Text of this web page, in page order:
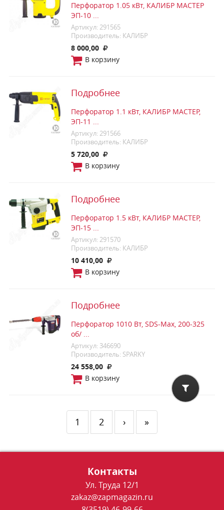
Перфоратор 1.05 кВт, КАЛИБР МАСТЕР
ЭП-10 ...
Артикул: 291565
Производитель: КАЛИБР
8 000,00
В корзину
Подробнее
Перфоратор 1.1 кВт, КАЛИБР МАСТЕР,
ЭП-11 ...
Артикул: 291566
Производитель: КАЛИБР
5 720,00
В корзину
Подробнее
Перфоратор 1.5 кВт, КАЛИБР МАСТЕР,
ЭП-15 ...
Артикул: 291570
Производитель: КАЛИБР
10 410,00
В корзину
Подробнее
Перфоратор 1010 Вт, SDS-Max, 200-325
об/ ...
Артикул: 346690
Производитель: SPARKY
24 558,00
В корзину
1 2 › »
Контакты
Ул. Труда 12/1
zakaz@zapmagazin.ru